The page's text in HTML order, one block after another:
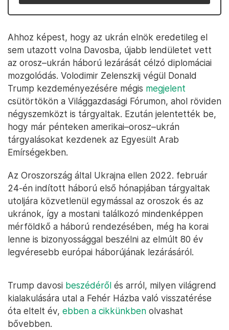
Ahhoz képest, hogy az ukrán elnök eredetileg el
sem utazott volna Davosba, újabb lendületet vett
az orosz–ukrán háború lezárását célzó diplomáciai
mozgolódás. Volodimir Zelenszkij végül Donald
Trump kezdeményezésére mégis megjelent
csütörtökön a Világgazdasági Fórumon, ahol röviden
négyszemközt is tárgyaltak. Ezután jelentették be,
hogy már pénteken amerikai–orosz–ukrán
tárgyalásokat kezdenek az Egyesült Arab
Emírségekben.
Az Oroszország által Ukrajna ellen 2022. február
24-én indított háború első hónapjában tárgyaltak
utoljára közvetlenül egymással az oroszok és az
ukránok, így a mostani találkozó mindenképpen
mérföldkő a háború rendezésében, még ha korai
lenne is bizonyossággal beszélni az elmúlt 80 év
legvéresebb európai háborújának lezárásáról.
Trump davosi beszédéről és arról, milyen világrend
kialakulására utal a Fehér Házba való visszatérése
óta eltelt év, ebben a cikkünkben olvashat
bővebben.